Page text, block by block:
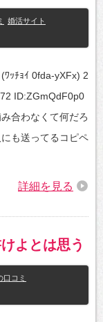
婚活サイト
ｯﾁｮｲ 0fda-yXFx) 2
ID:ZGmQdF0p0
合わなくて何だろ
も送ってるコピペ
詳細を見る
よとは思う
口コミ